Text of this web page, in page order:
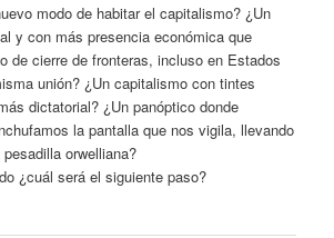
modo de habitar el capitalismo? ¿Un
y con más presencia económica que
de cierre de fronteras, incluso en Estados
unión? ¿Un capitalismo con tintes
dictatorial? ¿Un panóptico donde
la pantalla que nos vigila, llevando
orwelliana?
¿cuál será el siguiente paso?